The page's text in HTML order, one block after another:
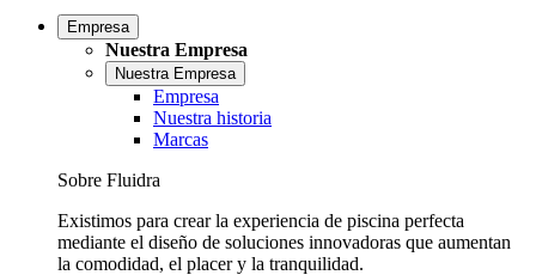
Empresa
Nuestra Empresa
Nuestra Empresa
Empresa
Nuestra historia
Marcas
Sobre Fluidra
Existimos para crear la experiencia de piscina perfecta
mediante el diseño de soluciones innovadoras que aumentan
la comodidad, el placer y la tranquilidad.